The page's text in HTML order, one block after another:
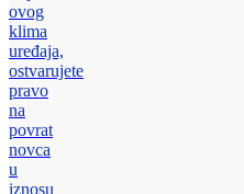
ovog
klima
uređaja,
ostvarujete
pravo
na
povrat
novca
u
iznosu